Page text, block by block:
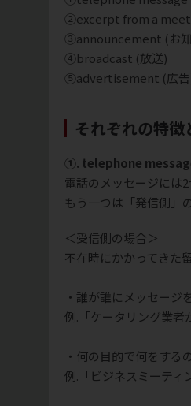
②excerpt from a
③announcement (お
④broadcast (放送)
⑤advertisement (広
それぞれの特徴
①. telephone
電話のメッセージには
もう一つは「発信側」
＜受信側の場合＞
不在時にかかってきた
・誰が誰にメッセージ
例.「ケータリング業者
・何の目的で何をする
例.「ビジネスミーティ